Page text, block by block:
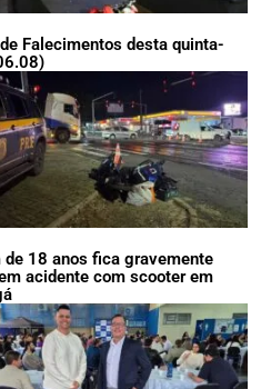
Falecimentos desta quinta-
de 18 anos fica gravemente
acidente com scooter em